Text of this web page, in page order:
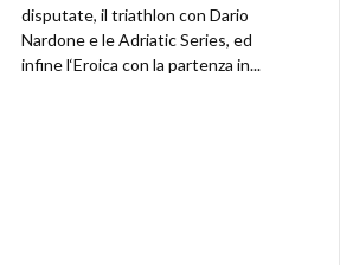
disputate, il triathlon con Dario
Nardone e le Adriatic Series, ed
infine l‘Eroica con la partenza in...